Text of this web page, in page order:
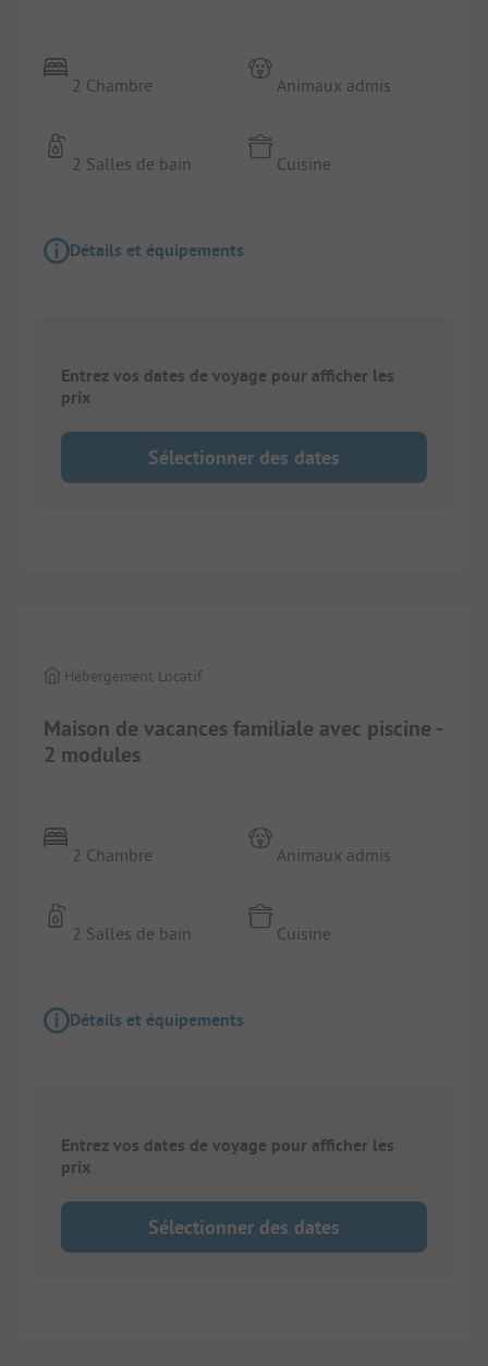
2 Chambre
2 Salles de bain
Animaux admis
Cuisine
Détails et équipements
Entrez vos dates de voyage pour afficher les
prix
Sélectionner des dates
Maison de vacances familiale avec piscine -
2 modules
Hébergement Locatif
2 Chambre
2 Salles de bain
Animaux admis
Cuisine
Détails et équipements
Entrez vos dates de voyage pour afficher les
prix
Sélectionner des dates